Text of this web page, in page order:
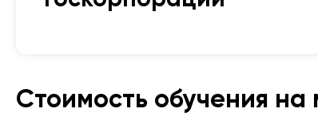
Стоимость обучения